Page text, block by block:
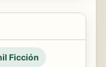
Ficción